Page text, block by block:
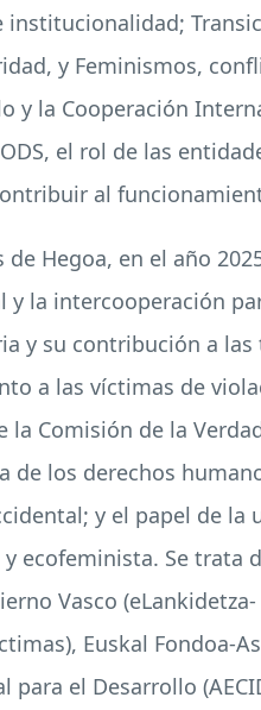
y Feminismos,
y la Cooperación
el rol de las
al
Hegoa, en el año
la intercooperación
y su contribución a
a las víctimas de
la Comisión de la
de los derechos
y el papel de
ecofeminista. Se trata
Vasco
Euskal Fondoa-
para el Desarrollo